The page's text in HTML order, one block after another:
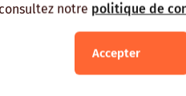
notre politique de
Accepter
Organisations